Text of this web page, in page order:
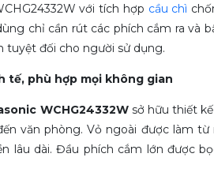
với tích hợp cầu chì
chỉ cần rút các phích cắm ra
tuyệt đối cho người sử dụng.
tế, phù hợp mọi không gian
WCHG24332Wsở hữu thiết
văn phòng. Vỏ ngoài được làm
lâu dài. Đầu phích cắm lớn được